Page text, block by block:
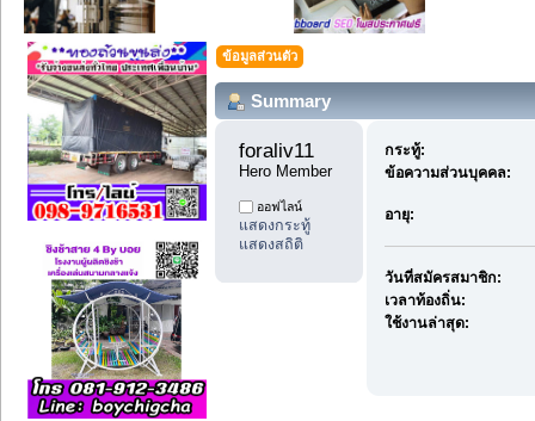
ข้อมูลส่วนตัว
Summary
foraliv11
Hero Member
ออฟไลน์
แสดงกระทู้
แสดงสถิติ
กระทู้:
ข้อความส่วนบุคคล:
อายุ:
วันที่สมัครสมาชิก:
เวลาท้องถิ่น:
ใช้งานล่าสุด: